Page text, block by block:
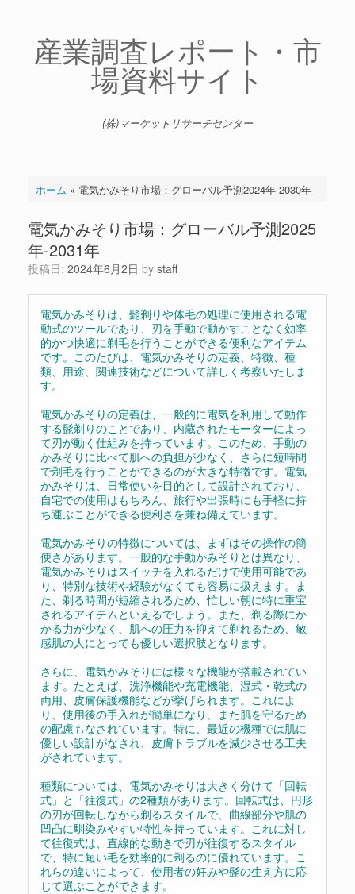
産業調査レポート・市
場資料サイト
(株)マーケットリサーチセンター
ホーム » 電気かみそり市場：グローバル予測2024年-2030年
電気かみそり市場：グローバル予測2025
年-2031年
投稿日: 2024年6月2日 by staff
電気かみそりは、髭剃りや体毛の処理に使用される電
動式のツールであり、刃を手動で動かすことなく効率
的かつ快適に剃毛を行うことができる便利なアイテム
です。このたびは、電気かみそりの定義、特徴、種
類、用途、関連技術などについて詳しく考察いたしま
す。
電気かみそりの定義は、一般的に電気を利用して動作
する髭剃りのことであり、内蔵されたモーターによっ
て刃が動く仕組みを持っています。このため、手動の
かみそりに比べて肌への負担が少なく、さらに短時間
で剃毛を行うことができるのが大きな特徴です。電気
かみそりは、日常使いを目的として設計されており、
自宅での使用はもちろん、旅行や出張時にも手軽に持
ち運ぶことができる便利さを兼ね備えています。
電気かみそりの特徴については、まずはその操作の簡
便さがあります。一般的な手動かみそりとは異なり、
電気かみそりはスイッチを入れるだけで使用可能であ
り、特別な技術や経験がなくても容易に扱えます。ま
た、剃る時間が短縮されるため、忙しい朝に特に重宝
されるアイテムといえるでしょう。また、剃る際にか
かる力が少なく、肌への圧力を抑えて剃れるため、敏
感肌の人にとっても優しい選択肢となります。
さらに、電気かみそりには様々な機能が搭載されてい
ます。たとえば、洗浄機能や充電機能、湿式・乾式の
両用、皮膚保護機能などが挙げられます。これによ
り、使用後の手入れが簡単になり、また肌を守るため
の配慮もなされています。特に、最近の機種では肌に
優しい設計がなされ、皮膚トラブルを減少させる工夫
がされています。
種類については、電気かみそりは大きく分けて「回転
式」と「往復式」の2種類があります。回転式は、円形
の刃が回転しながら剃るスタイルで、曲線部分や肌の
凹凸に馴染みやすい特性を持っています。これに対し
て往復式は、直線的な動きで刃が往復するスタイル
で、特に短い毛を効率的に剃るのに優れています。こ
れらの違いによって、使用者の好みや髭の生え方に応
じて選ぶことができます。